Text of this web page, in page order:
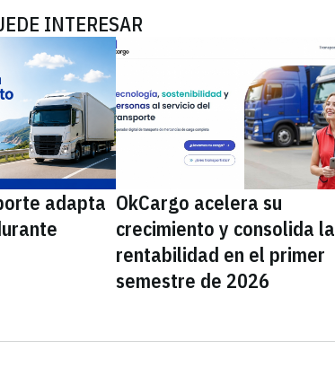
INTERESAR
adapta OkCargo acelera su
crecimiento y consolida la
rentabilidad en el primer
semestre de 2026